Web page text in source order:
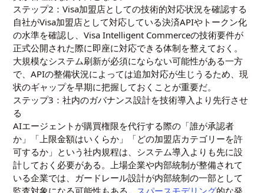
ステップ2：Visa加盟店としての技術的対応状況を確認する
自社がVisa加盟店として対応している決済APIやトークン化
の水準を確認し、Visa Intelligent Commerceの技術要件が
正式公開された際に即座に対応できる体制を整えておく。
大規模なシステム刷新が必須にならない可能性がある一方
で、APIの整備状況によっては追加対応が生じうるため、現
状のギャップを早期に把握しておくことが重要だ。
ステップ3：社内のガバナンス設計を技術導入より先行させ
る
AIエージェントが購買権限を代行する際の「誰が承認者
か」「上限金額はいくらか」「どの加盟店カテゴリーを許
可するか」という社内規程は、システム導入よりも先に設
計しておく必要がある。上場企業や内部統制が整備されて
いる企業では、ガードレール設計が内部統制の一部として
監査対象になる可能性もある。 スパースモデリング的な発